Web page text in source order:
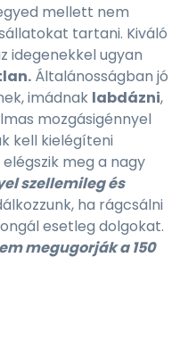
mellett nem
tartani. Kiváló
idegenekkel ugyan
Általánosságban jó
imádnak labdázni,
mozgásigénnyel
kell kielégíteni
meg a nagy
szellemileg és
ha rágcsálni
esetleg dolgokat.
megugorják a 150